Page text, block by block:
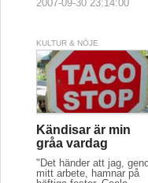
2007-09-30 23:14:00
KULTUR & NÖJE
Kändisar är min
gråa vardag
"Det händer att jag,
mitt arbete, hamnar på